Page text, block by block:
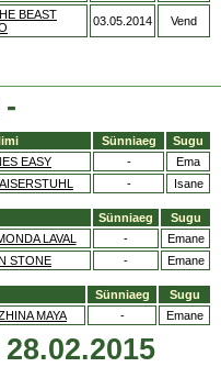
BEAST
03.05.2014 Vend
Sünniaeg
Sugu
EASY -
Ema
- Isane
Sünniaeg
Sugu
LAVAL -
Emane
STONE - Emane
Sünniaeg
Sugu
MAYA - Emane